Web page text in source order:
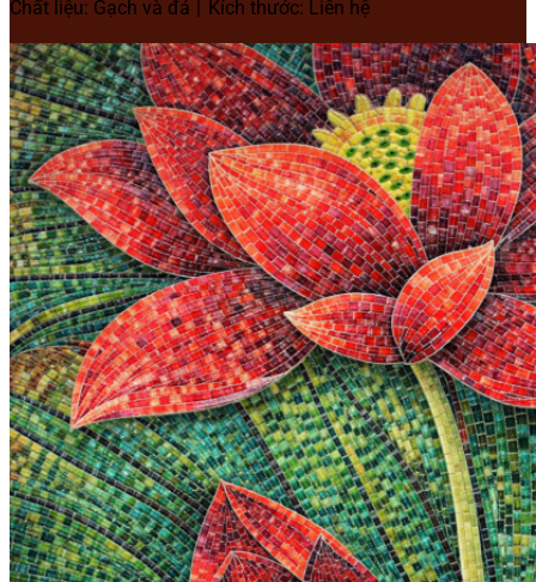
Chất liệu: Gạch và đá Kích thước: Liên hệ